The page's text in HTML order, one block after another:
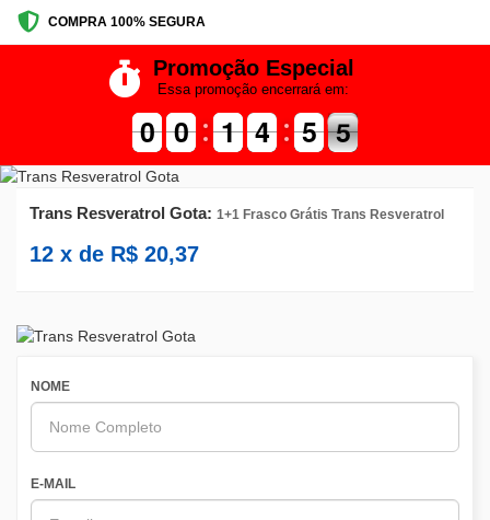
COMPRA 100% SEGURA
Promoção Especial
Essa promoção encerrará em:
9
9
0
0 9
9
0
0 1
1
1
1 5
4
4 0
5
5 5
5
4
Trans Resveratrol Gota: 1+1 Frasco Grátis Trans Resveratrol
12 x de R$ 20,37
NOME
E-MAIL